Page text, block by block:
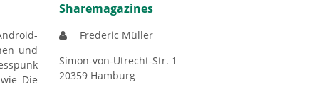
und
Die
Sharemagazines
Frederic Müller
Simon-von-Utrecht-Str. 1
20359 Hamburg